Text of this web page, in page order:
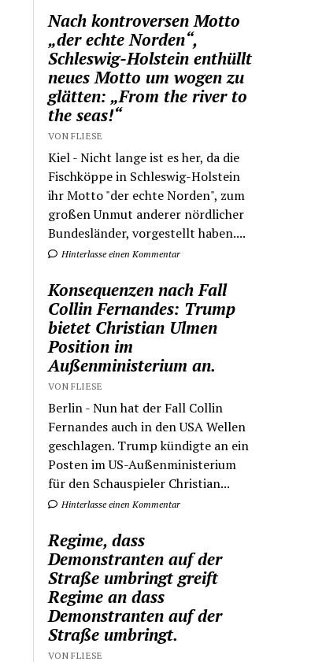
Nach kontroversen Motto
„der echte Norden“,
Schleswig-Holstein enthüllt
neues Motto um wogen zu
glätten: „From the river to
the seas!“
VON FLIESE
Kiel - Nicht lange ist es her, da die
Fischköppe in Schleswig-Holstein
ihr Motto "der echte Norden", zum
großen Unmut anderer nördlicher
Bundesländer, vorgestellt haben....
Hinterlasse einen Kommentar
Konsequenzen nach Fall
Collin Fernandes: Trump
bietet Christian Ulmen
Position im
Außenministerium an.
VON FLIESE
Berlin - Nun hat der Fall Collin
Fernandes auch in den USA Wellen
geschlagen. Trump kündigte an ein
Posten im US-Außenministerium
für den Schauspieler Christian...
Hinterlasse einen Kommentar
Regime, dass
Demonstranten auf der
Straße umbringt greift
Regime an dass
Demonstranten auf der
Straße umbringt.
VON FLIESE